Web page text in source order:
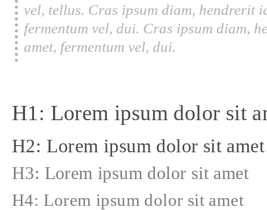
vel, tellus. Cras ipsum diam, hendrerit
fermentum vel, dui. Cras ipsum diam,
amet, fermentum vel, dui.
H1: Lorem ipsum dolor sit
H2: Lorem ipsum dolor sit amet
H3: Lorem ipsum dolor sit amet
H4: Lorem ipsum dolor sit amet